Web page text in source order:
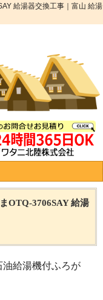
給湯器交換工事｜富山 給湯
OTQ-3706SAY 給湯
給湯機付ふろが